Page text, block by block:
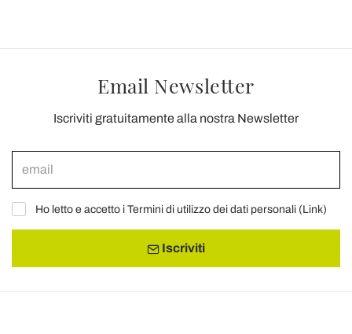
Email Newsletter
Iscriviti gratuitamente alla nostra Newsletter
Ho letto e accetto i Termini di utilizzo dei dati personali (Link)
Iscriviti